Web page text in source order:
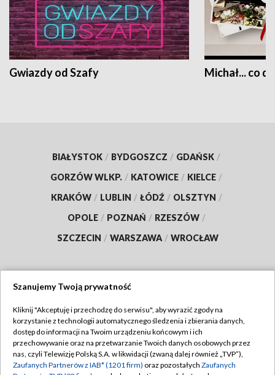
Gwiazdy od Szafy Michał... co
BIAŁYSTOK / BYDGOSZCZ / GDAŃSK /
GORZÓW WLKP. / KATOWICE / KIELCE /
KRAKÓW / LUBLIN / ŁÓDŹ / OLSZTYN /
OPOLE / POZNAŃ / RZESZÓW /
SZCZECIN / WARSZAWA / WROCŁAW
TVP
Abonament TVP
Emisja w TVP
Regulamin TVP
Polityka prywatności
Szanujemy Twoją prywatność
Kliknij "Akceptuję i przechodzę do serwisu", aby wyrazić zgody na
korzystanie z technologii automatycznego śledzenia i zbierania danych,
dostęp do informacji na Twoim urządzeniu końcowym i ich
przechowywanie oraz na przetwarzanie Twoich danych osobowych przez
nas, czyli Telewizję Polską S.A. w likwidacji (zwaną dalej również „TVP”),
Zaufanych Partnerów z IAB* (1201 firm) oraz pozostałych Zaufanych